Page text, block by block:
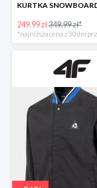
249.99 zł349.99 zł*